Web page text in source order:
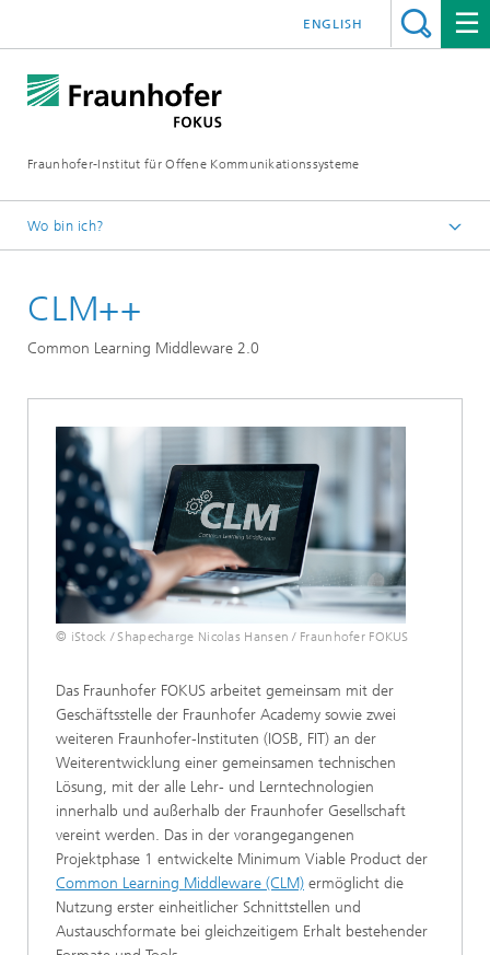
Fraunhofer-Institut für Offene Kommunikationssysteme
ENGLISH
Wo bin ich?
Future Applications and Media
CLM++
Common Learning Middleware 2.0
© iStock / Shapecharge Nicolas Hansen / Fraunhofer FOKUS
Das Fraunhofer FOKUS arbeitet gemeinsam mit der
Geschäftsstelle der Fraunhofer Academy sowie zwei
weiteren Fraunhofer-Instituten (IOSB, FIT) an der
Weiterentwicklung einer gemeinsamen technischen
Lösung, mit der alle Lehr- und Lerntechnologien
innerhalb und außerhalb der Fraunhofer Gesellschaft
vereint werden. Das in der vorangegangenen
Projektphase 1 entwickelte Minimum Viable Product der
Common Learning Middleware (CLM) ermöglicht die
Nutzung erster einheitlicher Schnittstellen und
Austauschformate bei gleichzeitigem Erhalt bestehender